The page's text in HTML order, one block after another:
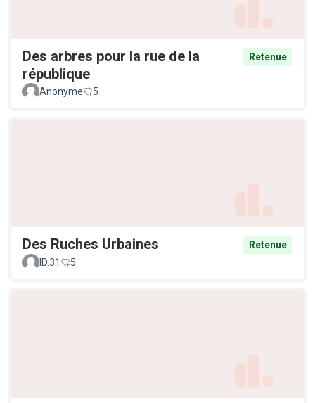
Des arbres pour la rue de la
république
Retenue
Anonyme 5
Des Ruches Urbaines
Retenue
ID.31
5